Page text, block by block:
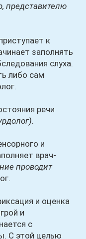
представителю
к
заполнять
слуха.
либо сам
речи
.
и
врач-
проводит
и оценка
и
с
С этой целью